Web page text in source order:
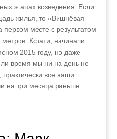
этапах возведения. Если
жилья, то «Вишнёвая
первом месте с результатом
Кстати, начинали
2015 году, но даже
время мы ни на день не
практически все наши
на три месяца раньше